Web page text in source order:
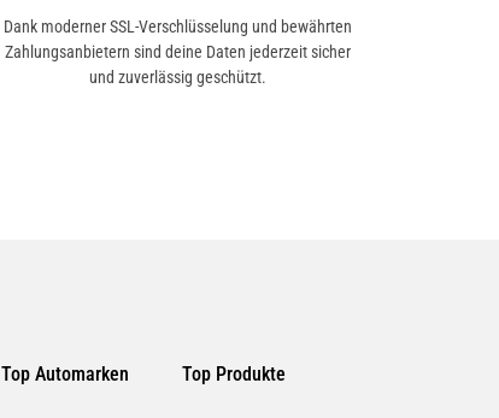
Dank moderner SSL-Verschlüsselung und bewährten
Zahlungsanbietern sind deine Daten jederzeit sicher
und zuverlässig geschützt.
Top Automarken Top Produkte